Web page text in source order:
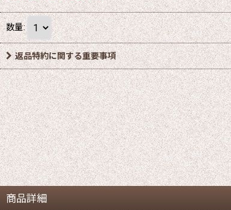
数量:
返品特約に関する重要事項
商品詳細